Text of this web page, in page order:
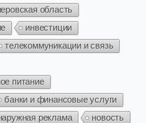
область
инвестиции
телекоммуникации и связь
питание
банки и финансовые услуги
реклама новость